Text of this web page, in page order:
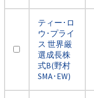
ティー･ロ
ウ･プライ
ス 世界厳
選成長株
式B(野村
SMA･EW)